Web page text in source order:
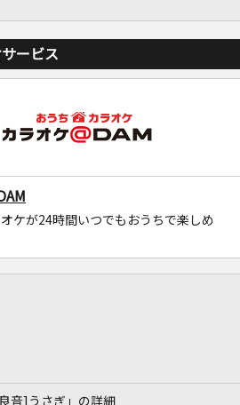
ービス
ケが24時間いつでもおうちで楽しめ
良音]うさぎ」の詳細